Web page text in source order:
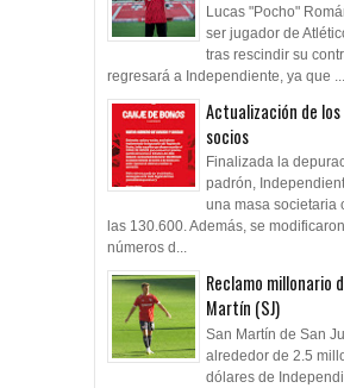
Lucas "Pocho"
ser jugador de
tras rescindir su
regresará a Independiente, ya que ...
Actualización de
socios
Finalizada la
padrón,
una masa societaria
las 130.600. Además, se
números d...
Reclamo millonario
Martín (SJ)
San Martín de San
alrededor de 2.5
dólares de